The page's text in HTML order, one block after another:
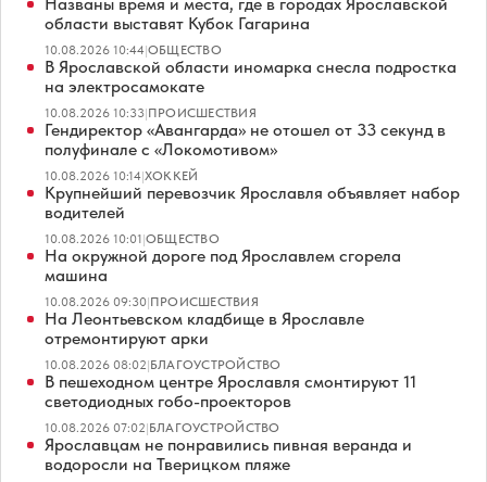
области выставят Кубок Гагарина
10.08.2026 10:44|ОБЩЕСТВО
В Ярославской области иномарка снесла подростка
на электросамокате
10.08.2026 10:33|ПРОИСШЕСТВИЯ
Гендиректор «Авангарда» не отошел от 33 секунд в
полуфинале с «Локомотивом»
10.08.2026 10:14|ХОККЕЙ
Крупнейший перевозчик Ярославля объявляет набор
водителей
10.08.2026 10:01|ОБЩЕСТВО
На окружной дороге под Ярославлем сгорела
машина
10.08.2026 09:30|ПРОИСШЕСТВИЯ
На Леонтьевском кладбище в Ярославле
отремонтируют арки
10.08.2026 08:02|БЛАГОУСТРОЙСТВО
В пешеходном центре Ярославля смонтируют 11
светодиодных гобо-проекторов
10.08.2026 07:02|БЛАГОУСТРОЙСТВО
Ярославцам не понравились пивная веранда и
водоросли на Тверицком пляже